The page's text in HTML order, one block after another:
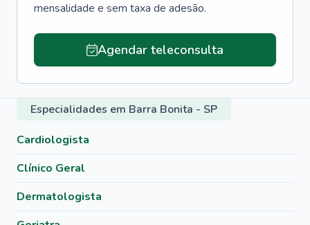
mensalidade e sem taxa de adesão.
Agendar teleconsulta
Especialidades em Barra Bonita - SP
Cardiologista
Clínico Geral
Dermatologista